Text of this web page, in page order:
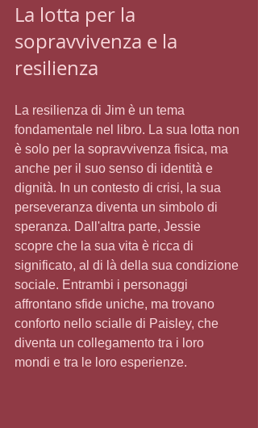
La lotta per la
sopravvivenza e la
resilienza
La resilienza di Jim è un tema
fondamentale nel libro. La sua lotta non
è solo per la sopravvivenza fisica, ma
anche per il suo senso di identità e
dignità. In un contesto di crisi, la sua
perseveranza diventa un simbolo di
speranza. Dall'altra parte, Jessie
scopre che la sua vita è ricca di
significato, al di là della sua condizione
sociale. Entrambi i personaggi
affrontano sfide uniche, ma trovano
conforto nello scialle di Paisley, che
diventa un collegamento tra i loro
mondi e tra le loro esperienze.